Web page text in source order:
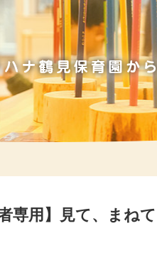
専用】見て、まね